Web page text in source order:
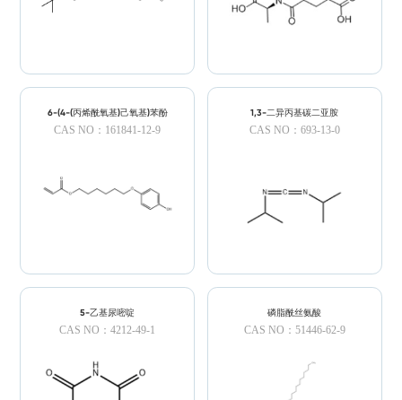
6-(4-(丙烯酰氧基)己氧基)苯酚
CAS NO：161841-12-9
1,3-二异丙基碳二亚胺
CAS NO：693-13-0
5-乙基尿嘧啶
CAS NO：4212-49-1
磷脂酰丝氨酸
CAS NO：51446-62-9